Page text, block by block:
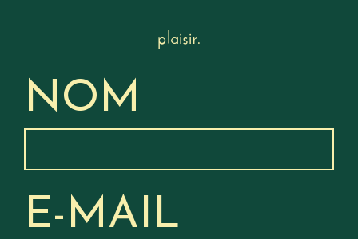
plaisir.
NOM
E-MAIL